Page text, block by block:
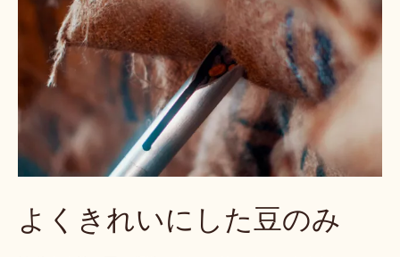
よくきれいにした豆のみ